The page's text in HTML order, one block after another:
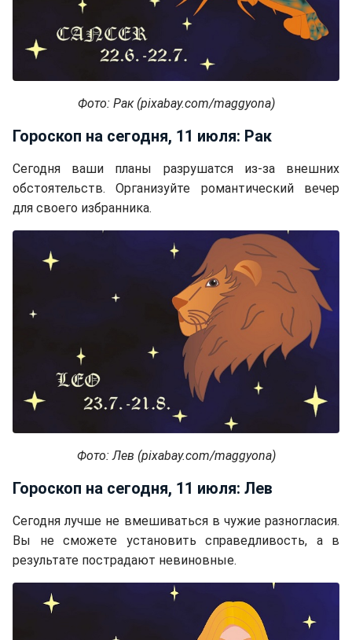
Фото: Рак (pixabay.com/maggyona)
Гороскоп на сегодня, 11 июля: Рак
Сегодня ваши планы разрушатся из-за внешних
обстоятельств. Организуйте романтический вечер
для своего избранника.
Фото: Лев (pixabay.com/maggyona)
Гороскоп на сегодня, 11 июля: Лев
Сегодня лучше не вмешиваться в чужие разногласия.
Вы не сможете установить справедливость, а в
результате пострадают невиновные.